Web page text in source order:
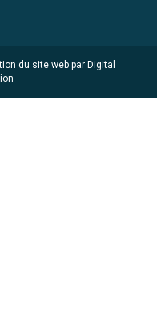
du site web par Digital